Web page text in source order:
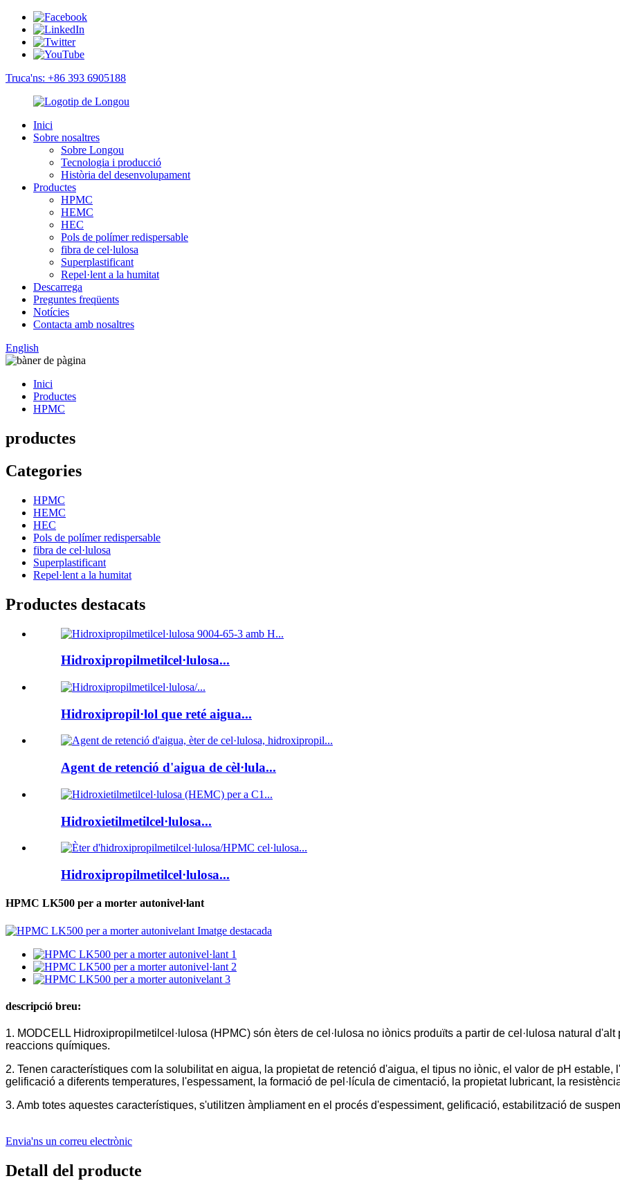
Truca'ns: +86 393 6905188
Inici
Sobre nosaltres
Sobre Longou
Tecnologia i producció
Història del desenvolupament
Productes
HPMC
HEMC
HEC
Pols de polímer redispersable
fibra de cel·lulosa
Superplastificant
Repel·lent a la humitat
Descarrega
Preguntes freqüents
Notícies
Contacta amb nosaltres
English
Inici
Productes
HPMC
productes
Categories
HPMC
HEMC
HEC
Pols de polímer redispersable
fibra de cel·lulosa
Superplastificant
Repel·lent a la humitat
Productes destacats
Hidroxipropilmetilcel·lulosa...
Hidroxipropil·lol que reté aigua...
Agent de retenció d'aigua de cèl·lula...
Hidroxietilmetilcel·lulosa...
Hidroxipropilmetilcel·lulosa...
HPMC LK500 per a morter autonivel·lant
descripció breu:
1. MODCELL Hidroxipropilmetilcel·lulosa (HPMC) són èters de cel·lulosa no iònics produïts a partir de cel·lulosa natural
reaccions químiques.
2. Tenen característiques com la solubilitat en aigua, la propietat de retenció d'aigua, el tipus no iònic, el valor de pH
gelificació a diferents temperatures, l'espessament, la formació de pel·lícula de cimentació, la propietat lubricant, la
3. Amb totes aquestes característiques, s'utilitzen àmpliament en el procés d'espessiment, gelificació, estabilització de
Envia'ns un correu electrònic
Detall del producte